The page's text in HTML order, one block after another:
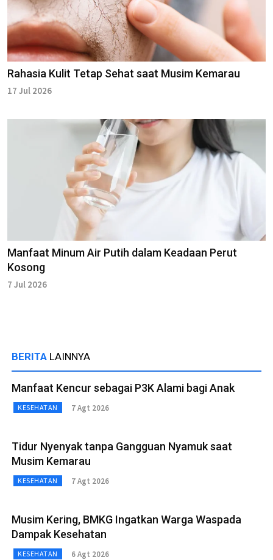
Rahasia Kulit Tetap Sehat saat Musim Kemarau
17 Jul 2026
Manfaat Minum Air Putih dalam Keadaan Perut
Kosong
7 Jul 2026
BERITA LAINNYA
Manfaat Kencur sebagai P3K Alami bagi Anak
KESEHATAN 7 Agt 2026
Tidur Nyenyak tanpa Gangguan Nyamuk saat
Musim Kemarau
KESEHATAN 7 Agt 2026
Musim Kering, BMKG Ingatkan Warga Waspada
Dampak Kesehatan
KESEHATAN 6 Agt 2026